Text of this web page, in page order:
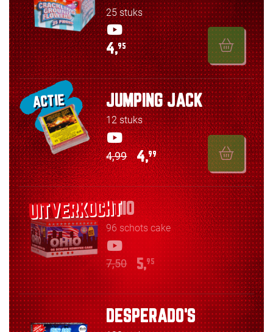
25 stuks
4,95
ACTIE JUMPING JACK
12 stuks
4,99 4,99
OHIO
96 schots cake
7,50 5,95
DESPERADO'S